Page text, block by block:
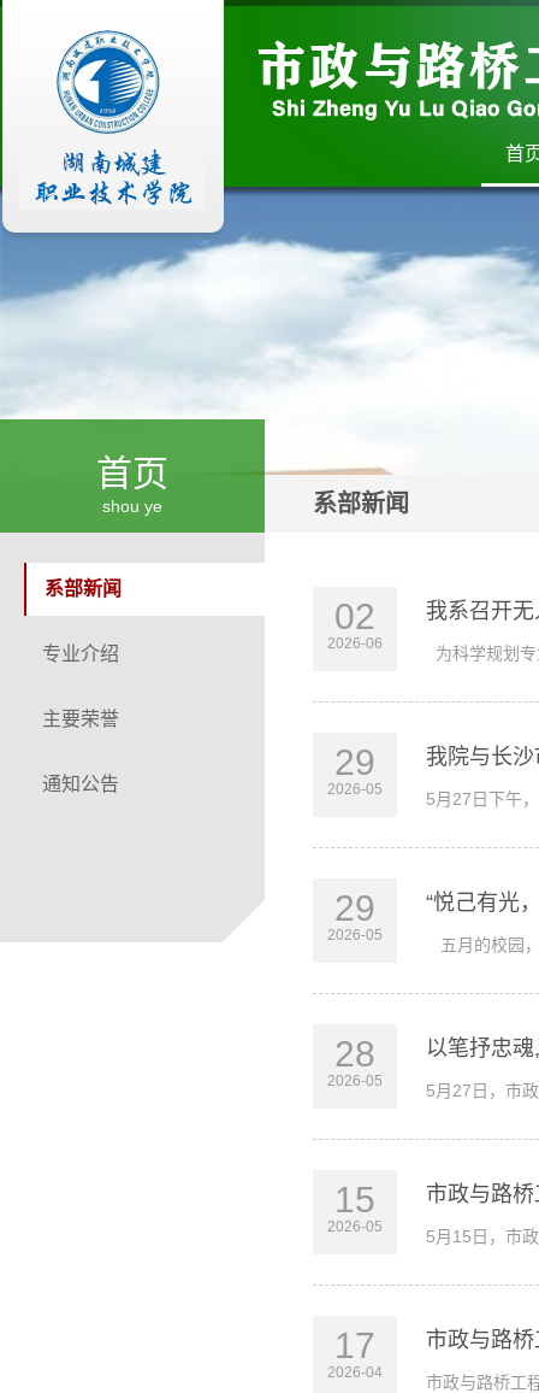
首
首页
shou ye 系部新闻
系部新闻
专业介绍
主要荣誉
通知公告
02
2026-06
我系召开
为科学规划
29
2026-05
我院与长
5月27日下午
29
2026-05
“悦己有光
五月的校园
28
2026-05
以笔抒忠
5月27日，市
15
2026-05
市政与路
5月15日，市
17
2026-04
市政与路
市政与路桥工